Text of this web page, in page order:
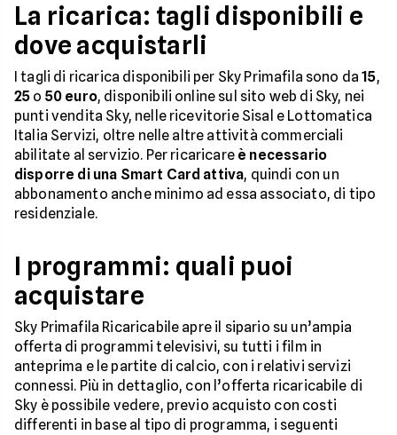
La ricarica: tagli disponibili e
dove acquistarli
I tagli di ricarica disponibili per Sky Primafila sono da15,
25 o 50 euro, disponibili online sul sito web di Sky, nei
punti vendita Sky, nelle ricevitorie Sisal e Lottomatica
Italia Servizi, oltre nelle altre attività commerciali
abilitate al servizio. Per ricaricare è necessario
disporre di una Smart Card attiva, quindi con un
abbonamento anche minimo ad essa associato, di tipo
residenziale.
I programmi: quali puoi
acquistare
Sky Primafila Ricaricabile apre il sipario su un’ampia
offerta di programmi televisivi, su tutti i film in
anteprima e le partite di calcio, con i relativi servizi
connessi. Più in dettaglio, con l’offerta ricaricabile di
Sky è possibile vedere, previo acquisto con costi
differenti in base al tipo di programma, i seguenti